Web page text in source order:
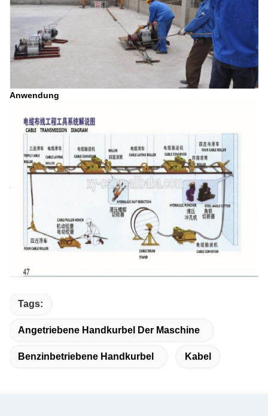
Anwendung
Tags:
Angetriebene Handkurbel Der Maschine
Benzinbetriebene Handkurbel Kabel